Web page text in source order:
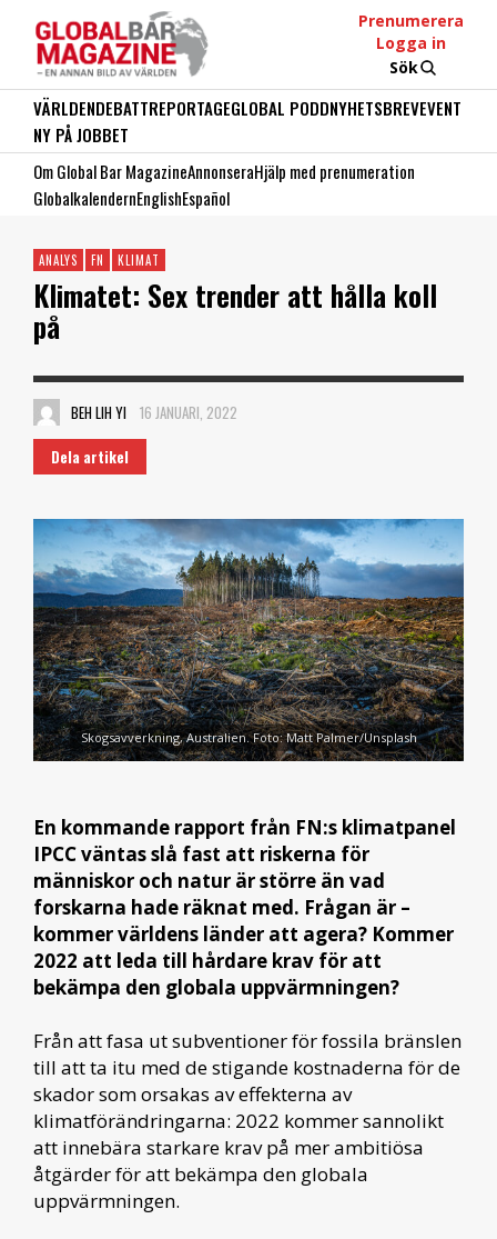
Prenumerera
Logga in
Sök
VÄRLDENDEBATTREPORTAGEGLOBAL PODDNYHETSBREVEVENT
NY PÅ JOBBET
Om Global Bar MagazineAnnonseraHjälp med prenumeration
GlobalkalendernEnglishEspañol
ANALYS FN KLIMAT
Klimatet: Sex trender att hålla koll
på
BEH LIH YI 16 JANUARI, 2022
Dela artikel
Skogsavverkning, Australien. Foto: Matt Palmer/Unsplash
En kommande rapport från FN:s klimatpanel
IPCC väntas slå fast att riskerna för
människor och natur är större än vad
forskarna hade räknat med. Frågan är –
kommer världens länder att agera? Kommer
2022 att leda till hårdare krav för att
bekämpa den globala uppvärmningen?
Från att fasa ut subventioner för fossila bränslen
till att ta itu med de stigande kostnaderna för de
skador som orsakas av effekterna av
klimatförändringarna: 2022 kommer sannolikt
att innebära starkare krav på mer ambitiösa
åtgärder för att bekämpa den globala
uppvärmningen.